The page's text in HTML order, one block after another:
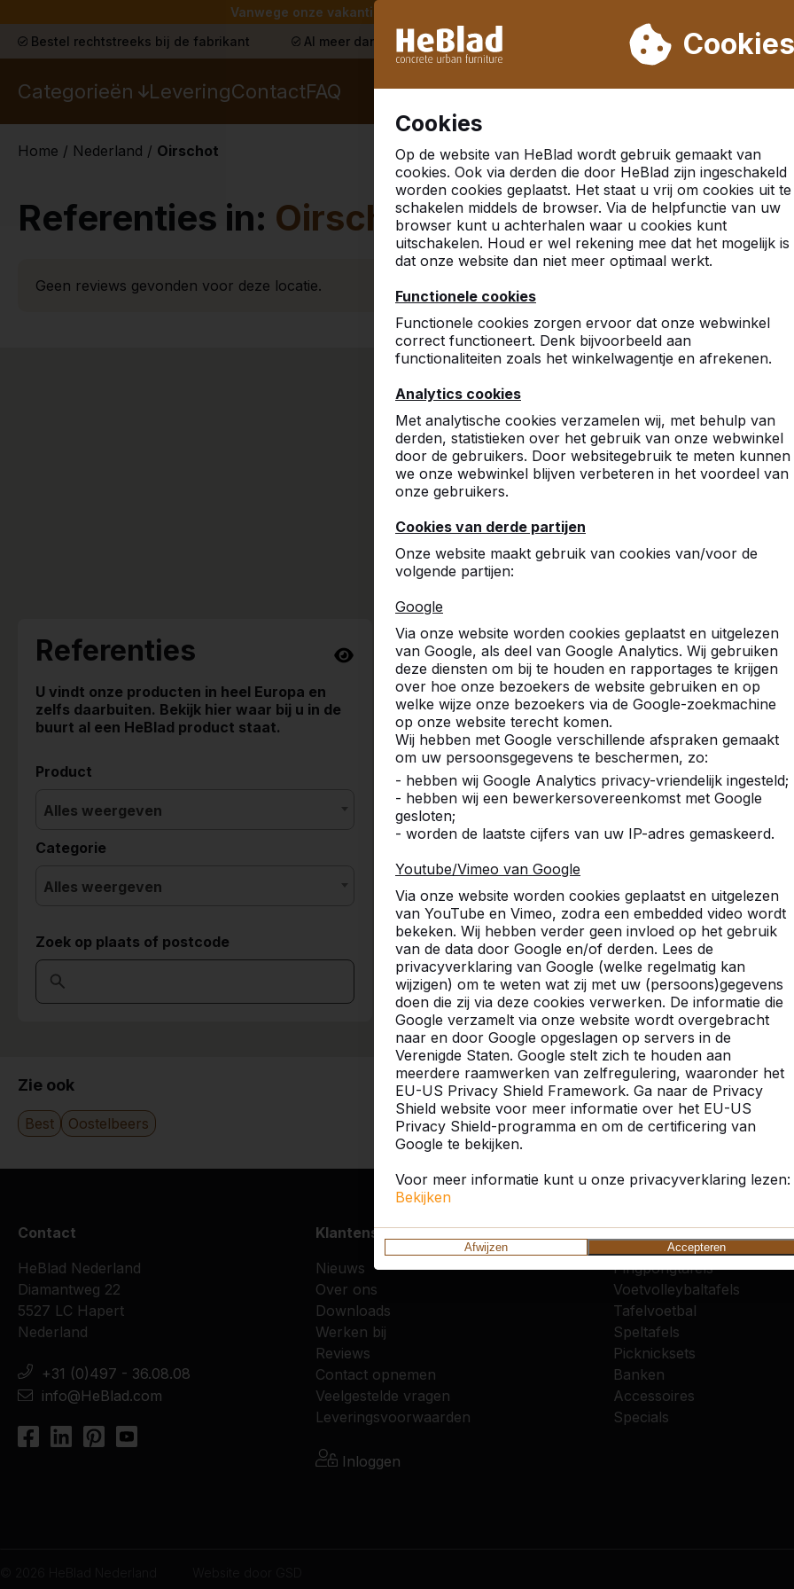
Vanwege onze vakantie leveren wij niet van week 31 t/m week 33. Houdt u daarom
Cookies
Cookies
Op de website van HeBlad wordt gebruik gemaakt van
cookies. Ook via derden die door HeBlad zijn ingeschakeld
worden cookies geplaatst. Het staat u vrij om cookies uit te
schakelen middels de browser. Via de helpfunctie van uw
browser kunt u achterhalen waar u cookies kunt
uitschakelen. Houd er wel rekening mee dat het mogelijk is
dat onze website dan niet meer optimaal werkt.
Functionele cookies
Functionele cookies zorgen ervoor dat onze webwinkel
correct functioneert. Denk bijvoorbeeld aan
functionaliteiten zoals het winkelwagentje en afrekenen.
Analytics cookies
Met analytische cookies verzamelen wij, met behulp van
derden, statistieken over het gebruik van onze webwinkel
door de gebruikers. Door websitegebruik te meten kunnen
we onze webwinkel blijven verbeteren in het voordeel van
onze gebruikers.
Cookies van derde partijen
Onze website maakt gebruik van cookies van/voor de
volgende partijen:
Google
Via onze website worden cookies geplaatst en uitgelezen
van Google, als deel van Google Analytics. Wij gebruiken
deze diensten om bij te houden en rapportages te krijgen
over hoe onze bezoekers de website gebruiken en op
welke wijze onze bezoekers via de Google-zoekmachine
op onze website terecht komen.
Wij hebben met Google verschillende afspraken gemaakt
om uw persoonsgegevens te beschermen, zo:
- hebben wij Google Analytics privacy-vriendelijk ingesteld;
- hebben wij een bewerkersovereenkomst met Google
gesloten;
- worden de laatste cijfers van uw IP-adres gemaskeerd.
Youtube/Vimeo van Google
Via onze website worden cookies geplaatst en uitgelezen
van YouTube en Vimeo, zodra een embedded video wordt
bekeken. Wij hebben verder geen invloed op het gebruik
van de data door Google en/of derden. Lees de
privacyverklaring van Google (welke regelmatig kan
wijzigen) om te weten wat zij met uw (persoons)gegevens
doen die zij via deze cookies verwerken. De informatie die
Google verzamelt via onze website wordt overgebracht
naar en door Google opgeslagen op servers in de
Verenigde Staten. Google stelt zich te houden aan
meerdere raamwerken van zelfregulering, waaronder het
EU-US Privacy Shield Framework. Ga naar de Privacy
Shield website voor meer informatie over het EU-US
Privacy Shield-programma en om de certificering van
Google te bekijken.
Voor meer informatie kunt u onze privacyverklaring lezen:
Bekijken
Afwijzen Accepteren
Bestel rechtstreeks bij de fabrikant Al meer dan 30.000 producten verkocht Klanten beoordelen HeBlad
Categorieën LeveringContactFAQ
Home / Nederland / Oirschot
Referenties in: Oirschot
Geen reviews gevonden voor deze locatie.
Referenties
U vindt onze producten in heel Europa en
zelfs daarbuiten. Bekijk hier waar bij u in de
buurt al een HeBlad product staat.
Product
Alles weergeven
Categorie
Alles weergeven
Zoek op plaats of postcode
Zie ook
Best Oostelbeers
Contact
HeBlad Nederland
Diamantweg 22
5527 LC Hapert
Nederland
+31 (0)497 - 36.08.08
info@HeBlad.com
Klantenservice
Nieuws
Over ons
Downloads
Werken bij
Reviews
Contact opnemen
Veelgestelde vragen
Leveringsvoorwaarden
Inloggen
Categorieën
Pingpongtafels
Voetvolleybaltafels
Tafelvoetbal
Speltafels
Picknicksets
Banken
Accessoires
Specials